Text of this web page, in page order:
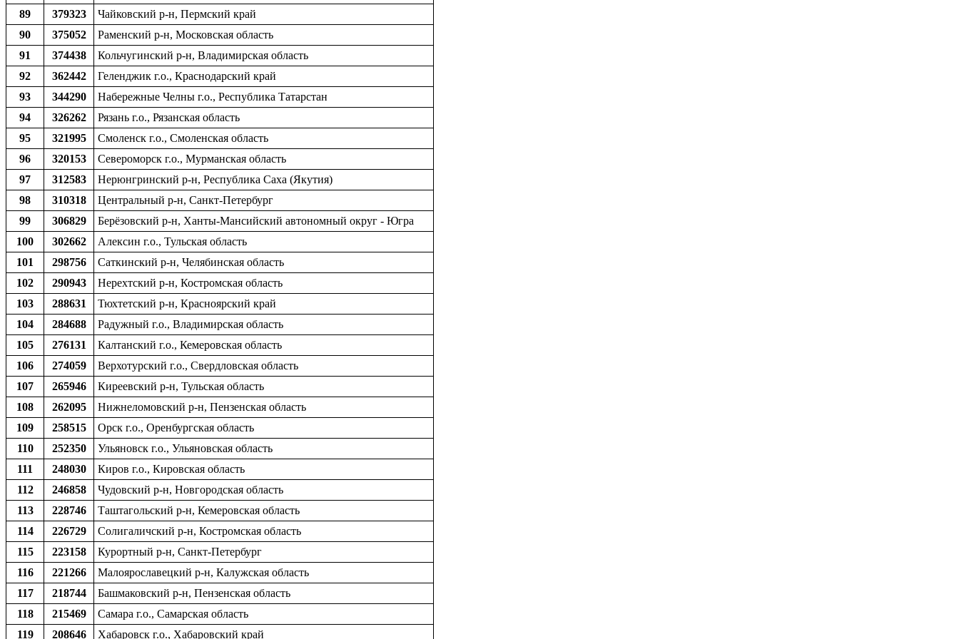
89 379323
Чайковский р-н, Пермский край
90
375052
Раменский р-н, Московская область
91
374438
Кольчугинский р-н, Владимирская область
92
362442
Геленджик г.о., Краснодарский край
93
344290
Набережные Челны г.о., Республика Татарстан
94
326262
Рязань г.о., Рязанская область
95
321995
Смоленск г.о., Смоленская область
96
320153
Североморск г.о., Мурманская область
97
312583
Нерюнгринский р-н, Республика Саха (Якутия)
98
310318
Центральный р-н, Санкт-Петербург
99
306829
Берёзовский р-н, Ханты-Мансийский автономный округ - Югра
100
302662
Алексин г.о., Тульская область
101
298756
Саткинский р-н, Челябинская область
102
290943
Нерехтский р-н, Костромская область
103
288631
Тюхтетский р-н, Красноярский край
104
284688
Радужный г.о., Владимирская область
105
276131
Калтанский г.о., Кемеровская область
106
274059
Верхотурский г.о., Свердловская область
107
265946
Киреевский р-н, Тульская область
108
262095
Нижнеломовский р-н, Пензенская область
109
258515
Орск г.о., Оренбургская область
110
252350
Ульяновск г.о., Ульяновская область
111
248030
Киров г.о., Кировская область
112
246858
Чудовский р-н, Новгородская область
113
228746
Таштагольский р-н, Кемеровская область
114
226729
Солигаличский р-н, Костромская область
115
223158
Курортный р-н, Санкт-Петербург
116
221266
Малоярославецкий р-н, Калужская область
117
218744
Башмаковский р-н, Пензенская область
118
215469
Самара г.о., Самарская область
119
208646 Хабаровск г.о., Хабаровский край